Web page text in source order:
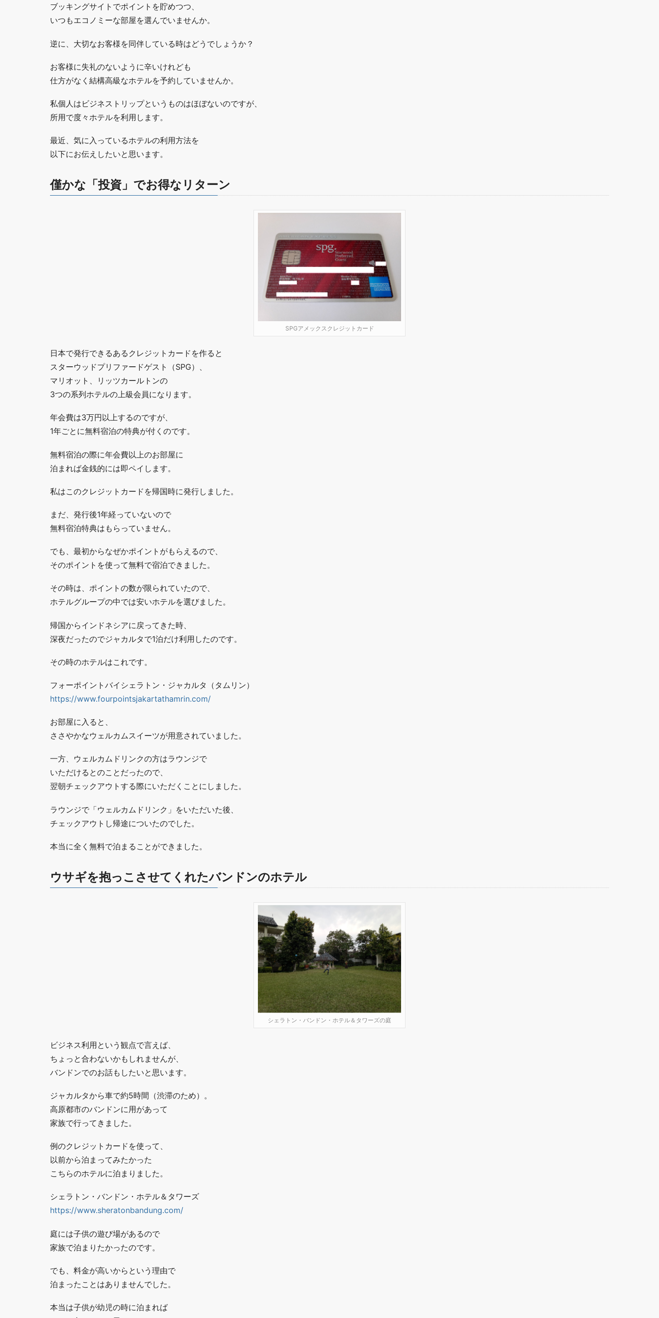
ブッキングサイトでポイントを貯めつつ、
いつもエコノミーな部屋を選んでいませんか。
逆に、大切なお客様を同伴している時はどうでしょうか？
お客様に失礼のないように辛いけれども
仕方がなく結構高級なホテルを予約していませんか。
私個人はビジネストリップというものはほぼないのですが、
所用で度々ホテルを利用します。
最近、気に入っているホテルの利用方法を
以下にお伝えしたいと思います。
僅かな「投資」でお得なリターン
SPGアメックスクレジットカード
日本で発行できるあるクレジットカードを作ると
スターウッドプリファードゲスト（SPG）、
マリオット、リッツカールトンの
3つの系列ホテルの上級会員になります。
年会費は3万円以上するのですが、
1年ごとに無料宿泊の特典が付くのです。
無料宿泊の際に年会費以上のお部屋に
泊まれば金銭的には即ペイします。
私はこのクレジットカードを帰国時に発行しました。
まだ、発行後1年経っていないので
無料宿泊特典はもらっていません。
でも、最初からなぜかポイントがもらえるので、
そのポイントを使って無料で宿泊できました。
その時は、ポイントの数が限られていたので、
ホテルグループの中では安いホテルを選びました。
帰国からインドネシアに戻ってきた時、
深夜だったのでジャカルタで1泊だけ利用したのです。
その時のホテルはこれです。
フォーポイントバイシェラトン・ジャカルタ（タムリン）
https://www.fourpointsjakartathamrin.com/
お部屋に入ると、
ささやかなウェルカムスイーツが用意されていました。
一方、ウェルカムドリンクの方はラウンジで
いただけるとのことだったので、
翌朝チェックアウトする際にいただくことにしました。
ラウンジで「ウェルカムドリンク」をいただいた後、
チェックアウトし帰途についたのでした。
本当に全く無料で泊まることができました。
ウサギを抱っこさせてくれたバンドンのホテル
シェラトン・バンドン・ホテル＆タワーズの庭
ビジネス利用という観点で言えば、
ちょっと合わないかもしれませんが、
バンドンでのお話もしたいと思います。
ジャカルタから車で約5時間（渋滞のため）。
高原都市のバンドンに用があって
家族で行ってきました。
例のクレジットカードを使って、
以前から泊まってみたかった
こちらのホテルに泊まりました。
シェラトン・バンドン・ホテル＆タワーズ
https://www.sheratonbandung.com/
庭には子供の遊び場があるので
家族で泊まりたかったのです。
でも、料金が高いからという理由で
泊まったことはありませんでした。
本当は子供が幼児の時に泊まれば